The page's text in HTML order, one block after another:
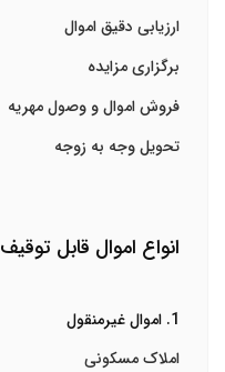
ارزیابی دقیق اموال
برگزاری مزایده
فروش اموال و وصول مهریه
تحویل وجه به زوجه
انواع اموال قابل توقیف
1. اموال غیرمنقول
املاک مسکونی